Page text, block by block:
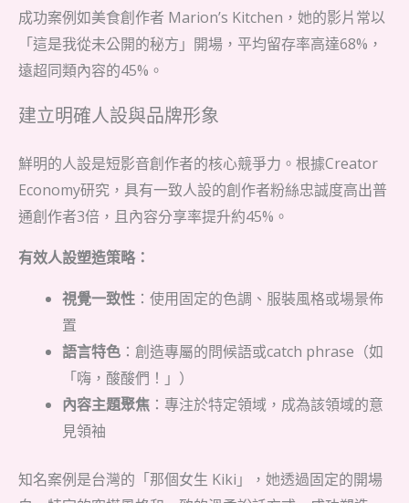
成功案例如美食創作者 Marion’s Kitchen，她的影片常以
「這是我從未公開的秘方」開場，平均留存率高達68%，
遠超同類內容的45%。
建立明確人設與品牌形象
鮮明的人設是短影音創作者的核心競爭力。根據Creator
Economy研究，具有一致人設的創作者粉絲忠誠度高出普
通創作者3倍，且內容分享率提升約45%。
有效人設塑造策略：
視覺一致性 ：使用固定的色調、服裝風格或場景佈
置
語言特色 ：創造專屬的問候語或catch phrase（如
「嗨，酸酸們！」）
內容主題聚焦 ：專注於特定領域，成為該領域的意
見領袖
知名案例是台灣的「那個女生 Kiki」，她透過固定的開場